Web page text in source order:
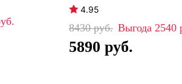
4.95
8430 2540
5890